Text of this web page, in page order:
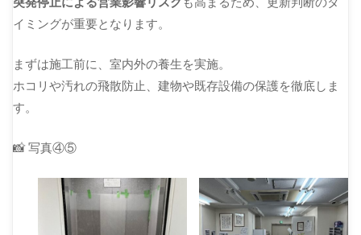
イミングが重要となります。
まずは施工前に、室内外の養生を実施。
ホコリや汚れの飛散防止、建物や既存設備の保護を徹底しま
す。
📸 写真④⑤